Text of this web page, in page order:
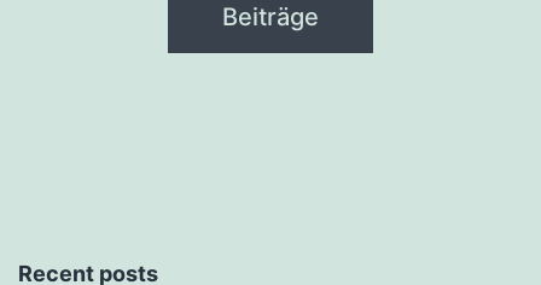
Beiträge
Recent posts